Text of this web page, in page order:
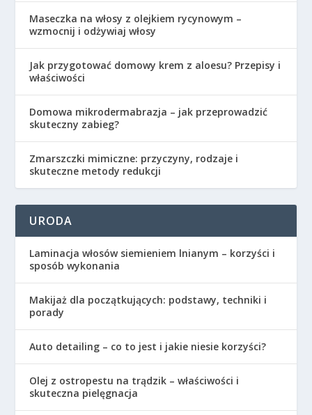
Maseczka na włosy z olejkiem rycynowym –
wzmocnij i odżywiaj włosy
Jak przygotować domowy krem z aloesu? Przepisy i
właściwości
Domowa mikrodermabrazja – jak przeprowadzić
skuteczny zabieg?
Zmarszczki mimiczne: przyczyny, rodzaje i
skuteczne metody redukcji
URODA
Laminacja włosów siemieniem lnianym – korzyści i
sposób wykonania
Makijaż dla początkujących: podstawy, techniki i
porady
Auto detailing – co to jest i jakie niesie korzyści?
Olej z ostropestu na trądzik – właściwości i
skuteczna pielęgnacja